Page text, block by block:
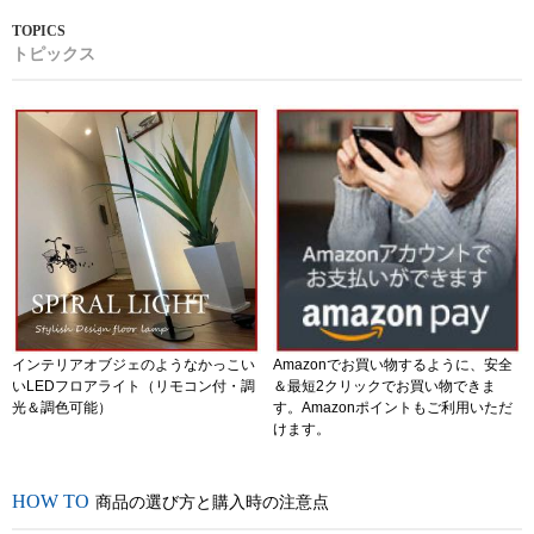
トピックス
インテリアオブジェのようなかっこい
いLEDフロアライト（リモコン付・調
光＆調色可能）
Amazonでお買い物するように、安全
＆最短2クリックでお買い物できま
す。Amazonポイントもご利用いただ
けます。
商品の選び方と購入時の注意点